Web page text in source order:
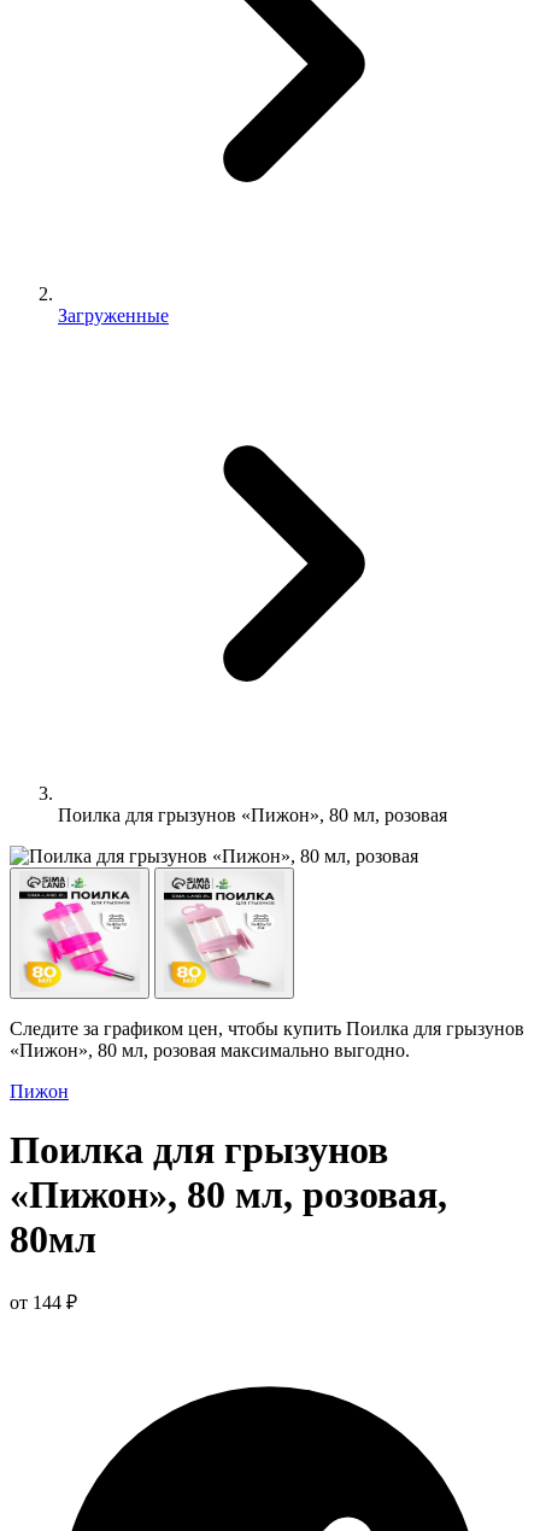
Загруженные
Поилка для грызунов «Пижон», 80 мл, розовая
Следите за графиком цен, чтобы купить Поилка для грызунов
«Пижон», 80 мл, розовая максимально выгодно.
Пижон
Поилка для грызунов
«Пижон», 80 мл, розовая,
80мл
от 144 ₽